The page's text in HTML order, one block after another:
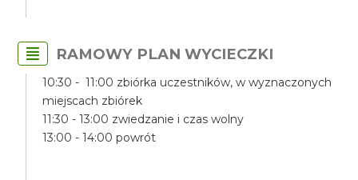
RAMOWY PLAN WYCIECZKI
10:30 - 11:00 zbiórka uczestników, w wyznaczonych
miejscach zbiórek
11:30 - 13:00 zwiedzanie i czas wolny
13:00 - 14:00 powrót